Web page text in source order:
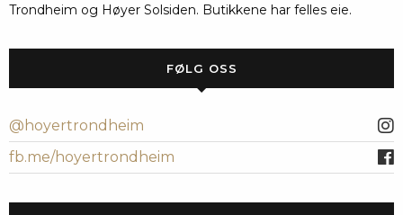
Trondheim og Høyer Solsiden. Butikkene har felles eie.
FØLG OSS
@hoyertrondheim
fb.me/hoyertrondheim